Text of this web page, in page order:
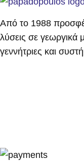
Από το 1988
λύσεις σε γεωργικά
γεννήτριες και